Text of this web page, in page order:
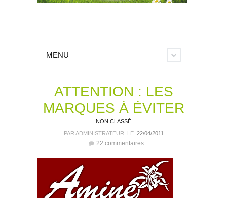
MENU
ATTENTION : LES
MARQUES À ÉVITER
NON CLASSÉ
PAR ADMINISTRATEUR LE 22/04/2011
22 commentaires